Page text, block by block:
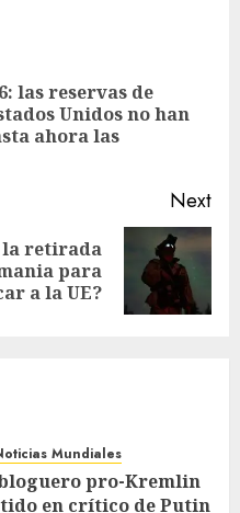
las reservas de
Unidos no han
ahora las
Next
la retirada
para
a la UE?
Mundiales
pro-Kremlin
en crítico de Putin